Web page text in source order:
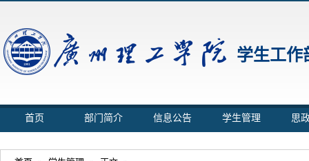
学生工作
首页 部门简介 信息公告 学生管理 思